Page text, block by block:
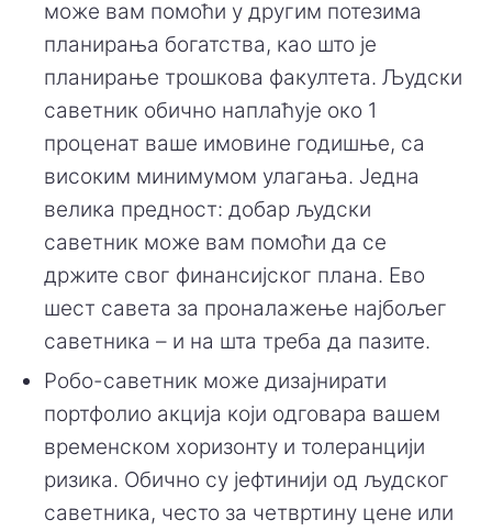
може вам помоћи у другим потезима
планирања богатства, као што је
планирање трошкова факултета. Људски
саветник обично наплаћује око 1
проценат ваше имовине годишње, са
високим минимумом улагања. Једна
велика предност: добар људски
саветник може вам помоћи да се
држите свог финансијског плана. Ево
шест савета за проналажење најбољег
саветника – и на шта треба да пазите.
Робо-саветник може дизајнирати
портфолио акција који одговара вашем
временском хоризонту и толеранцији
ризика. Обично су јефтинији од људског
саветника, често за четвртину цене или